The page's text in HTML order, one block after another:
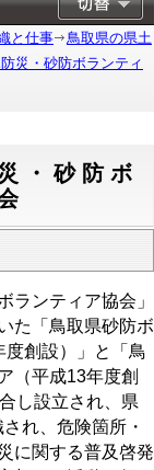
と仕事
鳥取県の県土
災・砂防ボランティ
・砂防ボ
ランティア協会」
た「鳥取県砂防ボ
度創設）」と「鳥
（平成13年度創
し設立され、県
れ、危険箇所・
に関する普及啓発